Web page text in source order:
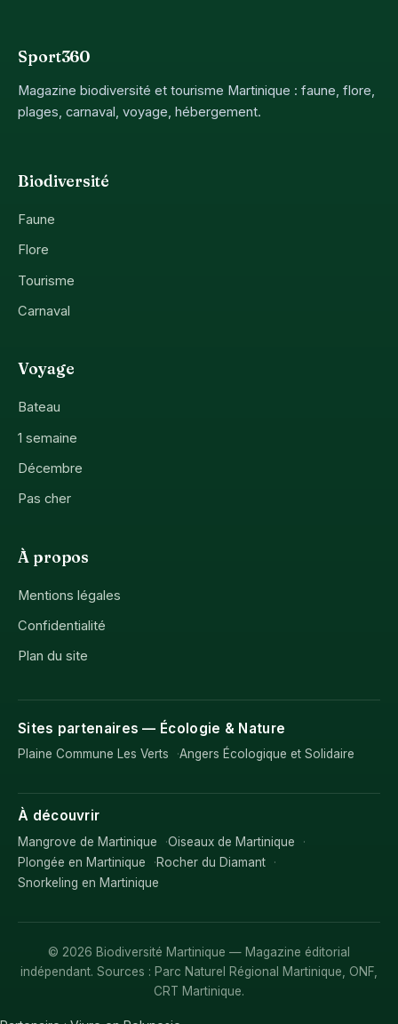
Sport360
Magazine biodiversité et tourisme Martinique : faune, flore,
plages, carnaval, voyage, hébergement.
Biodiversité
Faune
Flore
Tourisme
Carnaval
Voyage
Bateau
1 semaine
Décembre
Pas cher
À propos
Mentions légales
Confidentialité
Plan du site
Sites partenaires — Écologie & Nature
Plaine Commune Les Verts Angers Écologique et Solidaire
À découvrir
Mangrove de Martinique
Oiseaux de Martinique
Plongée en Martinique
Rocher du Diamant
Snorkeling en Martinique
© 2026 Biodiversité Martinique — Magazine éditorial
indépendant. Sources : Parc Naturel Régional Martinique, ONF,
CRT Martinique.